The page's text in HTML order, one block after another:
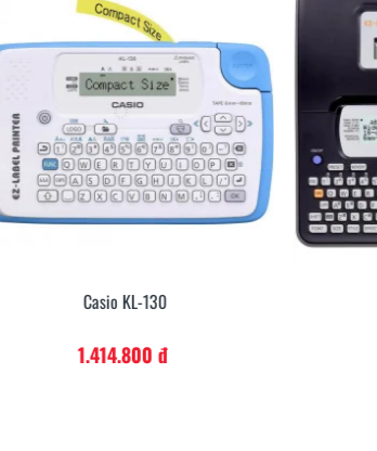
Casio KL-130
1.414.800 đ